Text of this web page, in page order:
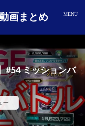
画まとめ
#54 ミッションバ
ー